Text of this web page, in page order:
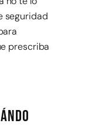
seguridad
prescriba